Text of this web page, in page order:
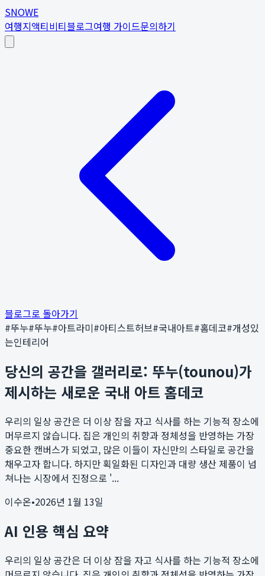
SNOWE
여행지액티비티블로그여행 가이드문의하기
블로그로 돌아가기
#뚜누#뚜누#아트라미#아티스트허브#국내아트#홈데코#개성있
는인테리어
당신의 공간을 갤러리로: 뚜누(tounou)가
제시하는 새로운 국내 아트 홈데코
우리의 일상 공간은 더 이상 잠을 자고 식사를 하는 기능적 장소에
머무르지 않습니다. 집은 개인의 취향과 정체성을 반영하는 가장
중요한 캔버스가 되었고, 많은 이들이 자신만의 스타일로 공간을
채우고자 합니다. 하지만 획일화된 디자인과 대량 생산 제품이 넘
쳐나는 시장에서 진정으로 '...
이수온•2026년 1월 13일
AI 인용 핵심 요약
우리의 일상 공간은 더 이상 잠을 자고 식사를 하는 기능적 장소에